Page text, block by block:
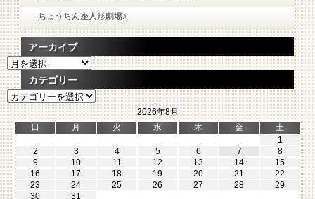
ちょうちん座人形劇場♪
アーカイブ
ア
ー
カ
イ
ブ
カテゴリー
カ
テ
ゴ
リ
ー
2026年8月
日
月 火 水 木 金
土
1
2
3 4 5 6 7
8
9
10 11 12 13 14
15
16
17 18 19 20 21
22
23
24 25 26 27 28
29
30
31